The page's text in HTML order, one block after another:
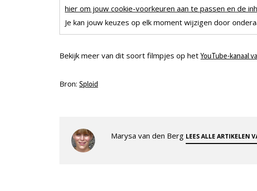
hier om jouw cookie-voorkeuren aan te passen en de
Je kan jouw keuzes op elk moment wijzigen door
Bekijk meer van dit soort filmpjes op het YouTube-kanaal
Bron: Sploid
Marysa van den Berg LEES ALLE ARTIKELEN